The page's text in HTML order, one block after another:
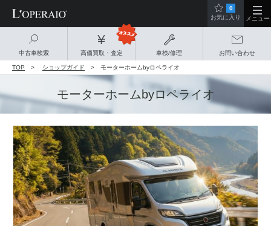
中古車検索 高価買取・査定 車検/修理 お問い合わせ
0
お気に入り
メニュー
TOP ショップガイド モーターホームbyロペライオ
モーターホームbyロペライオ